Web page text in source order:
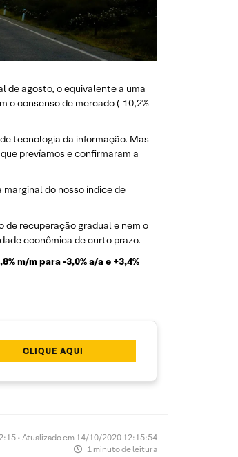
de agosto, o equivalente a uma
o consenso de mercado (-10,2%
tecnologia da informação. Mas
prevíamos e confirmaram a
marginal do nosso índice de
de recuperação gradual e nem o
econômica de curto prazo.
m/m para -3,0% a/a e +3,4%
CLIQUE AQUI
• Atualizado em 14/10/2020 12:15:54
1 minuto de leitura